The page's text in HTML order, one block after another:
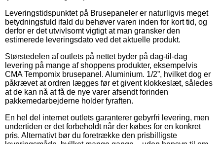
Leveringstidspunktet på Brusepaneler er naturligvis meget
betydningsfuld ifald du behøver varen inden for kort tid, og
derfor er det utvivlsomt vigtigt at man gransker den
estimerede leveringsdato ved det aktuelle produkt.
Størstedelen af outlets på nettet byder på dag-til-dag
levering på mange af shoppens produkter, eksempelvis
CMA Tempomix brusepanel. Aluminium. 1/2”, hvilket dog er
påkrævet at ordren lægges før et givent klokkeslæt, således
at de kan nå at få de nye varer afsendt forinden
pakkemedarbejderne holder fyraften.
En hel del internet outlets garanterer gebyrfri levering, men
undertiden er det forbeholdt når der købes for en konkret
pris. Alternativt bør du foretrække den prisbilligste